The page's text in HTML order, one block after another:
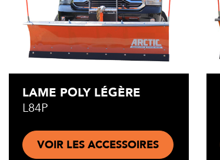
LAME POLY LÉGÈRE
L84P
VOIR LES ACCESSOIRES